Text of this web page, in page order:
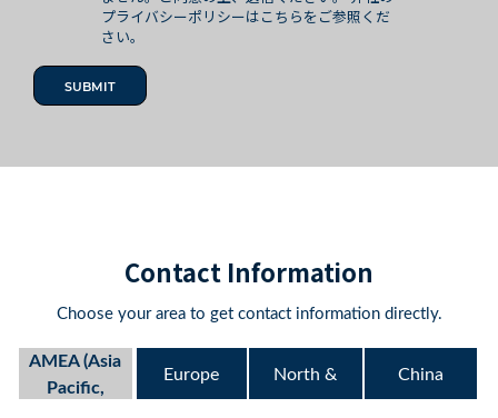
プライバシーポリシーはこちらをご参照くだ
さい。
Contact Information
Choose your area to get contact information directly.
AMEA (Asia
Pacific,
Europe North & China